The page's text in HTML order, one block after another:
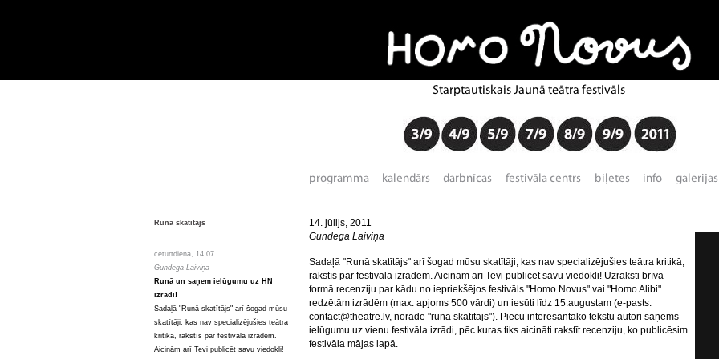
Runā skatītājs
ceturtdiena, 14.07
Gundega Laiviņa
Runā un saņem ielūgumu uz HN
izrādi!
Sadaļā "Runā skatītājs" arī šogad mūsu
skatītāji, kas nav specializējušies teātra
kritikā, rakstīs par festivāla izrādēm.
Aicinām arī Tevi publicēt savu viedokli!
14. jūlijs, 2011
Gundega Laiviņa
Sadaļā "Runā skatītājs" arī šogad mūsu skatītāji, kas nav specializējušies teātra kritikā,
rakstīs par festivāla izrādēm. Aicinām arī Tevi publicēt savu viedokli! Uzraksti brīvā
formā recenziju par kādu no iepriekšējos festivāls "Homo Novus" vai "Homo Alibi"
redzētām izrādēm (max. apjoms 500 vārdi) un iesūti līdz 15.augustam (e-pasts:
contact@theatre.lv, norāde "runā skatītājs"). Piecu interesantāko tekstu autori saņems
ielūgumu uz vienu festivāla izrādi, pēc kuras tiks aicināti rakstīt recenziju, ko publicēsim
festivāla mājas lapā.